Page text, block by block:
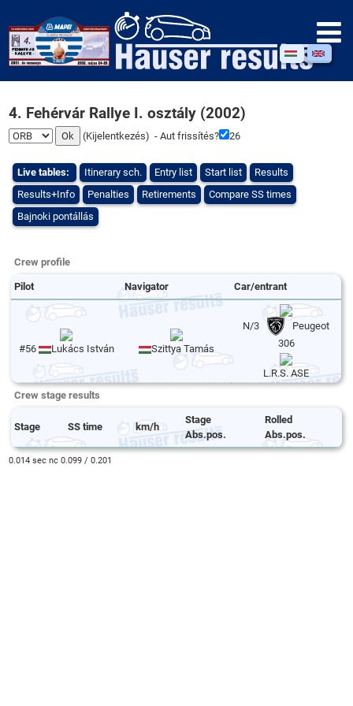
4. Fehérvár Rallye I. osztály (2002)
(Kijelentkezés) - Aut frissítés? 26
Live tables: Itinerary sch. Entry list Start list
Results
Results+Info
Penalties Retirements
Compare SS times
Bajnoki pontállás
Crew profile
Pilot Navigator Car/entrant
#56 Lukács István Szittya Tamás
N/3
Peugeot
306
L.R.S. ASE
Crew stage results
Stage SS time km/h
Stage
Abs.pos.
Rolled
Abs.pos.
0.014 sec nc 0.099 / 0.201